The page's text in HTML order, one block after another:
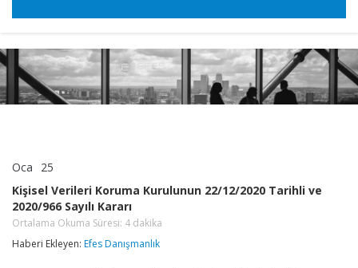
Oca 25
Koruma
Kurulunun
22/12/2020
ve
Kişisel Verileri Koruma Kurulunun 22/12/2020 Tarihli ve
2020/966 Sayılı Kararı
Ortalama Okuma Süresi: 4 dakika
Haberi Ekleyen: Efes Danışmanlık